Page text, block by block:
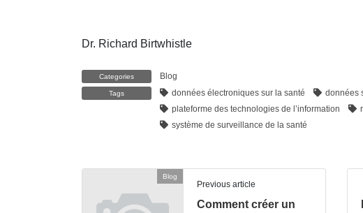
Dr. Richard Birtwhistle
Categories Blog
Tags données électroniques sur la santé
données
plateforme des technologies de l’information
système de surveillance de la santé
Blog
Previous article
Comment créer un